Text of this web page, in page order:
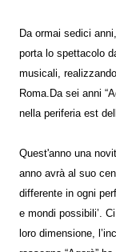
Da ormai sedici
porta lo spettacolo
musicali,
Roma.Da sei anni
nella periferia est
Quest'anno una
anno avrà al suo
differente in ogni
e mondi possibili’.
loro dimensione,